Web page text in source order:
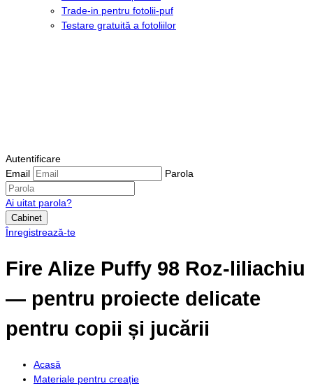
Trade-in pentru fotolii-puf
Testare gratuită a fotoliilor
Autentificare
Email
Parola
Ai uitat parola?
Cabinet
Înregistrează-te
Fire Alize Puffy 98 Roz-liliachiu
— pentru proiecte delicate
pentru copii și jucării
Acasă
Materiale pentru creație